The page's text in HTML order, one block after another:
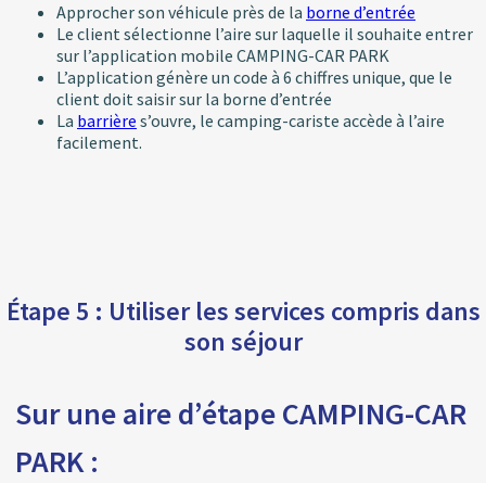
Approcher son véhicule près de la borne d’entrée
Le client sélectionne l’aire sur laquelle il souhaite entrer
sur l’application mobile CAMPING-CAR PARK
L’application génère un code à 6 chiffres unique, que le
client doit saisir sur la borne d’entrée
La barrière s’ouvre, le camping-cariste accède à l’aire
facilement.
Étape 5 : Utiliser les services compris dans
son séjour
Sur une aire d’étape CAMPING-CAR
PARK :